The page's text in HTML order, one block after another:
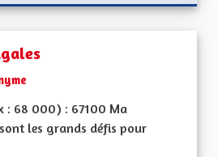
: 68 000) : 67100 Ma
les grands défis pour